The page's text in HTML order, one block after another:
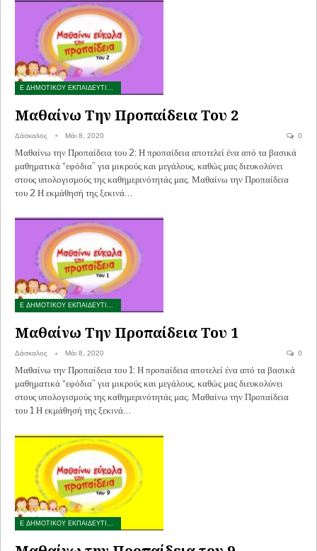
Μαθαίνω Την Προπαίδεια Του 2
Δάσκαλος Μάι 8, 2020 0
Μαθαίνω την Προπαίδεια του 2: Η προπαίδεια αποτελεί ένα από τα βασικά
μαθηματικά “εφόδια” για μικρούς και μεγάλους, καθώς μας διευκολύνει
στους υπολογισμούς της καθημερινότητάς μας. Μαθαίνω την Προπαίδεια
του 2 Η εκμάθησή της ξεκινά…
Ε ΔΗΜΟΤΙΚΟΥ ΕΚΠΑΙΔΕΥΤΙΚΑ ΠΑΙΧΝΙΔΙΑ
Μαθαίνω Την Προπαίδεια Του 1
Δάσκαλος Μάι 8, 2020 0
Μαθαίνω την Προπαίδεια του 1: Η προπαίδεια αποτελεί ένα από τα βασικά
μαθηματικά “εφόδια” για μικρούς και μεγάλους, καθώς μας διευκολύνει
στους υπολογισμούς της καθημερινότητάς μας. Μαθαίνω την Προπαίδεια
του 1 Η εκμάθησή της ξεκινά…